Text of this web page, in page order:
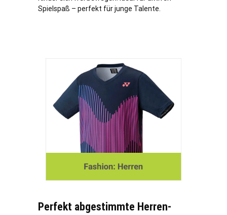
Spielspaß – perfekt für junge Talente.
Perfekt abgestimmte Herren-